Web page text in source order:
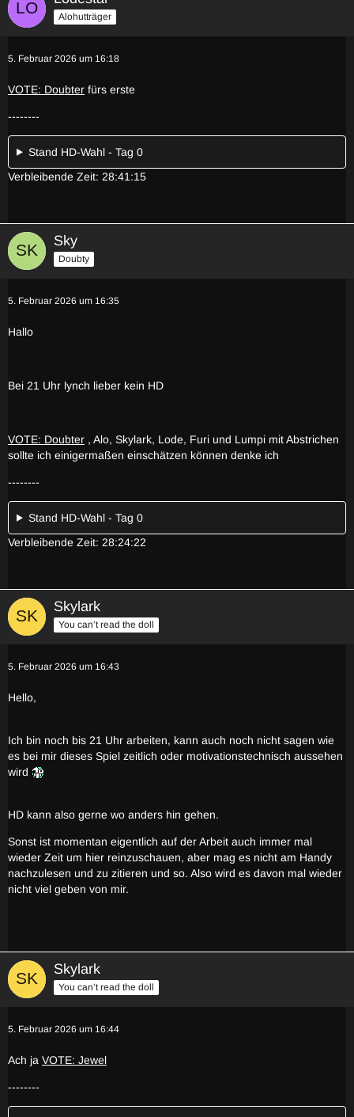
Alohutträger
5. Februar 2026 um 16:18
VOTE: Doubter fürs erste
--------
Stand HD-Wahl - Tag 0
Verbleibende Zeit: 28:41:15
Sky
Doubty
5. Februar 2026 um 16:35
Hallo
Bei 21 Uhr lynch lieber kein HD
VOTE: Doubter , Alo, Skylark, Lode, Furi und Lumpi mit Abstrichen
sollte ich einigermaßen einschätzen können denke ich
--------
Stand HD-Wahl - Tag 0
Verbleibende Zeit: 28:24:22
Skylark
You can’t read the doll
5. Februar 2026 um 16:43
Hello,
Ich bin noch bis 21 Uhr arbeiten, kann auch noch nicht sagen wie
es bei mir dieses Spiel zeitlich oder motivationstechnisch aussehen
wird
HD kann also gerne wo anders hin gehen.
Sonst ist momentan eigentlich auf der Arbeit auch immer mal
wieder Zeit um hier reinzuschauen, aber mag es nicht am Handy
nachzulesen und zu zitieren und so. Also wird es davon mal wieder
nicht viel geben von mir.
Skylark
You can’t read the doll
5. Februar 2026 um 16:44
Ach ja VOTE: Jewel
--------